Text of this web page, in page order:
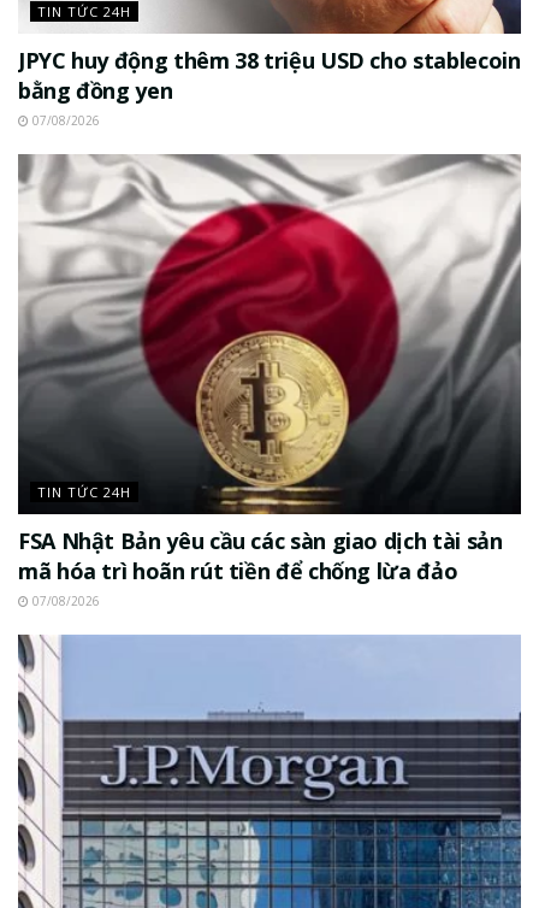
TIN TỨC 24H
JPYC huy động thêm 38 triệu USD cho stablecoin
bằng đồng yen
07/08/2026
TIN TỨC 24H
FSA Nhật Bản yêu cầu các sàn giao dịch tài sản
mã hóa trì hoãn rút tiền để chống lừa đảo
07/08/2026